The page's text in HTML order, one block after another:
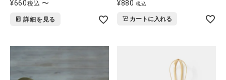
¥660税込 〜
詳細を見る
¥880 税込
カートに入れる